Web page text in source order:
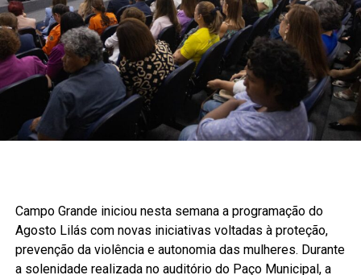
Campo Grande iniciou nesta semana a programação do
Agosto Lilás com novas iniciativas voltadas à proteção,
prevenção da violência e autonomia das mulheres. Durante
a solenidade realizada no auditório do Paço Municipal, a